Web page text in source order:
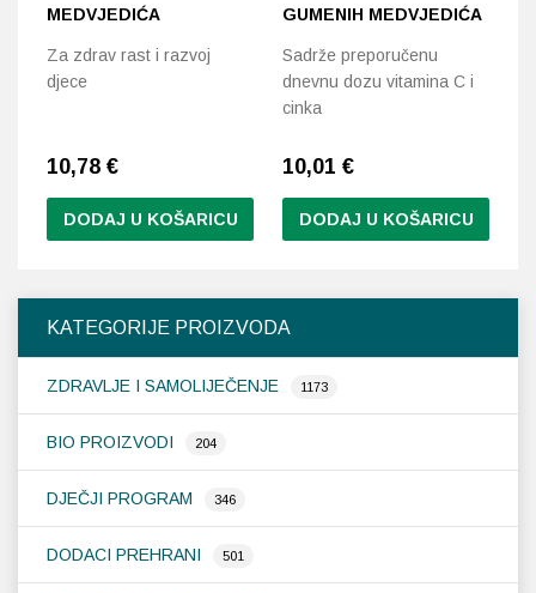
KATEGORIJE PROIZVODA
ZDRAVLJE I SAMOLIJEČENJE 1173
BIO PROIZVODI 204
DJEČJI PROGRAM 346
DODACI PREHRANI 501
MEDVJEDIĆA
Za zdrav rast i razvoj
djece
10,78 €
DODAJ U KOŠARICU
GUMENIH MEDVJEDIĆA
Sadrže preporučenu
dnevnu dozu vitamina C i
cinka
10,01 €
DODAJ U KOŠARICU